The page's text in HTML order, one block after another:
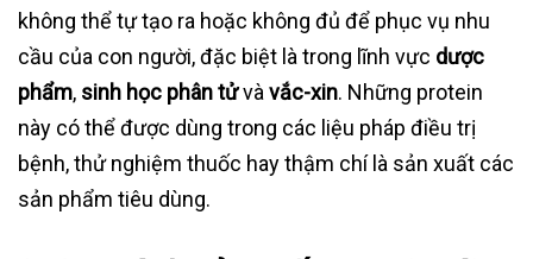
không thể tự tạo ra hoặc không đủ để phục vụ nhu
cầu của con người, đặc biệt là trong lĩnh vực dược
phẩm, sinh học phân tửvàvắc-xin. Những protein
này có thể được dùng trong các liệu pháp điều trị
bệnh, thử nghiệm thuốc hay thậm chí là sản xuất các
sản phẩm tiêu dùng.